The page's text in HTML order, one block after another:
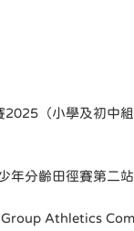
（小學及初中組
年分齡田徑賽第二
Athletics